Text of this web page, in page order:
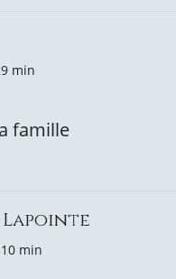
min
famille
min